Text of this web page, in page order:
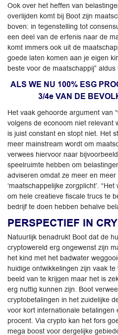
Ook over het heffen van
overlijden komt bij Boot zijn
boven: in tegenstelling tot
een deel van de erfenis naar de
komt immers ook uit de
goede laten komen aan je eigen
beste voor de maatschappij” aldus
ALS WE NU 100% ESG
3/4e VAN DE
Het vaak gehoorde argument van
volgens de econoom niet relevant
is juist constant en stopt niet. Het
meer mainstream wordt om
verwees hiervoor naar
speelruimte hebben om
adviseren omdat ze meer en
‘maatschappelijke zorgplicht’.
om hele creatieve fiscale trucs te
bedrijf te doen hebben behalve
PERSPECTIEF IN
Natuurlijk benadrukt Boot dat de
cryptowereld erg ongewenst zijn
het kind met het badwater
huidige ontwikkelingen zijn vaak
beeld van te krijgen maar het is
erg nuttig kunnen zijn. Boot
cryptobetalingen in het zuidelijke
voor kort internationale
procent. Via crypto kan het fors
mega boost voor dergelijke